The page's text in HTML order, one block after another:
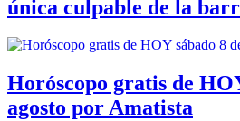
única culpable de la
Horóscopo gratis de
agosto por Amatista